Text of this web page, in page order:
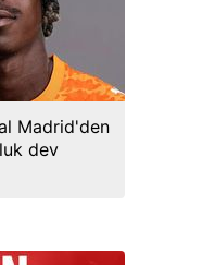
Madrid'den
dev